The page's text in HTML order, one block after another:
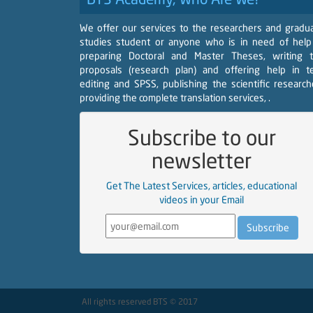
We offer our services to the researchers and
studies student or anyone who is in need of
preparing Doctoral and Master Theses, writing
proposals (research plan) and offering help in
editing and SPSS, publishing the scientific
providing the complete translation services, .
Subscribe to our
newsletter
Get The Latest Services, articles, educational
videos in your Email
All rights reserved BTS © 2017